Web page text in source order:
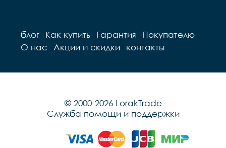
блог Как купить Гарантия
Покупателю
О нас
Акции и скидки контакты
© 2000-2026 LorakTrade
Служба помощи и поддержки